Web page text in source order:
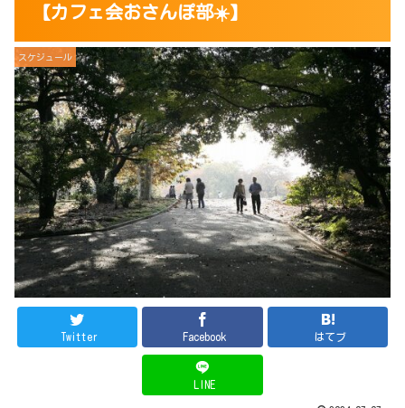
【カフェ会おさんぽ部☀️】
スケジュール
Twitter Facebook はてブ
LINE